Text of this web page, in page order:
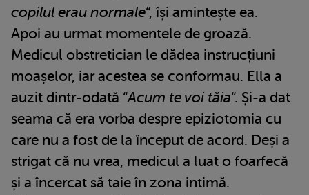
copilul erau normale“, își amintește ea.
Apoi au urmat momentele de groază.
Medicul obstretician le dădea instrucțiuni
moașelor, iar acestea se conformau. Ella a
auzit dintr-odată “Acum te voi tăia“. Și-a dat
seama că era vorba despre epiziotomia cu
care nu a fost de la început de acord. Deși a
strigat că nu vrea, medicul a luat o foarfecă
și a încercat să taie în zona intimă.